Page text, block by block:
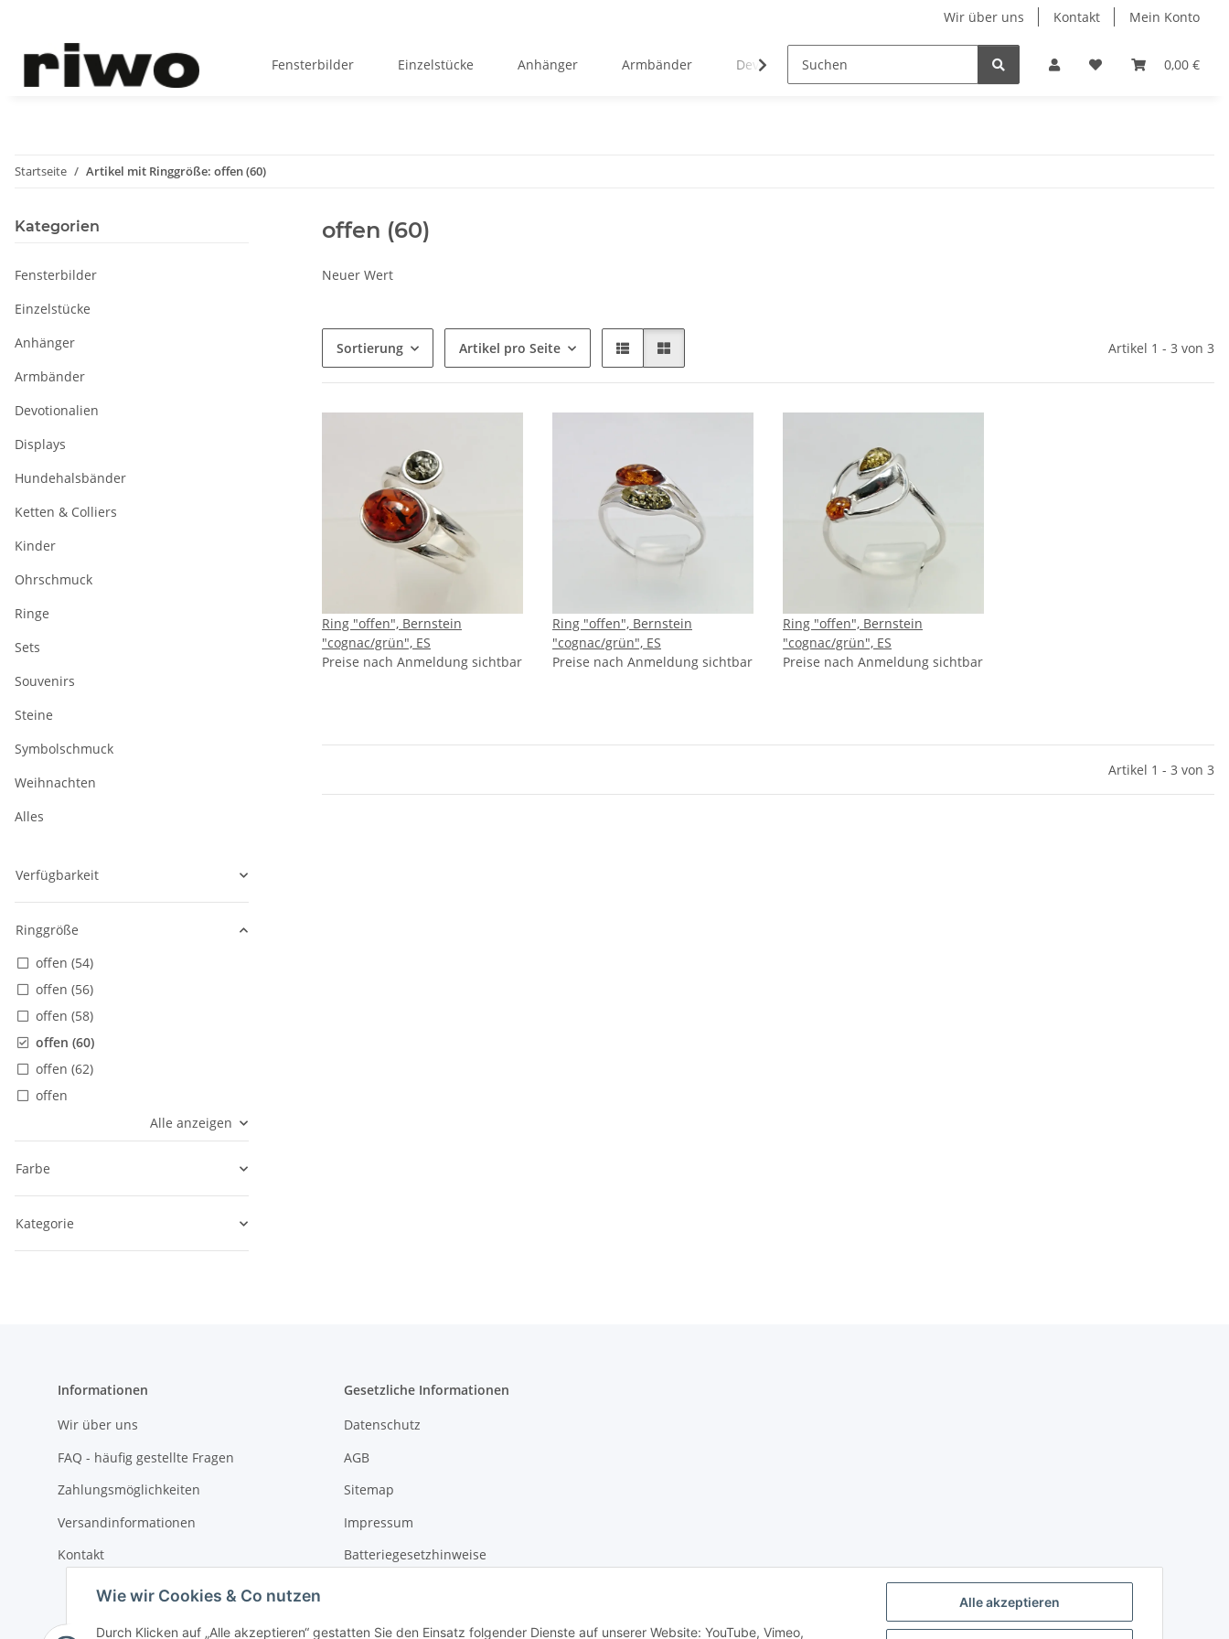
Alle akzeptieren
Wie wir Cookies & Co nutzen
Durch Klicken auf „Alle akzeptieren“ gestatten Sie den Einsatz folgender Dienste auf unserer Website: YouTube, Vimeo,
Wir über uns Kontakt Mein Konto
0,00 €
Fensterbilder Einzelstücke Anhänger Armbänder Devotionalien Hundehalsbänder Ketten & Colliers
Startseite Artikel mit Ringgröße: offen (60)
offen (60)
Neuer Wert
Sortierung Artikel pro Seite Artikel 1 - 3 von 3
Ring "offen", Bernstein
"cognac/grün", ES
Preise nach Anmeldung sichtbar
Ring "offen", Bernstein
"cognac/grün", ES
Preise nach Anmeldung sichtbar
Ring "offen", Bernstein
"cognac/grün", ES
Preise nach Anmeldung sichtbar
Artikel 1 - 3 von 3
Kategorien
Fensterbilder
Einzelstücke
Anhänger
Armbänder
Devotionalien
Displays
Hundehalsbänder
Ketten & Colliers
Kinder
Ohrschmuck
Ringe
Sets
Souvenirs
Steine
Symbolschmuck
Weihnachten
Alles
Verfügbarkeit
Ringgröße
offen (54)
offen (56)
offen (58)
offen (60)
offen (62)
offen
Alle anzeigen
Farbe
Kategorie
Informationen
Wir über uns
FAQ - häufig gestellte Fragen
Zahlungsmöglichkeiten
Versandinformationen
Kontakt
Gesetzliche Informationen
Datenschutz
AGB
Sitemap
Impressum
Batteriegesetzhinweise